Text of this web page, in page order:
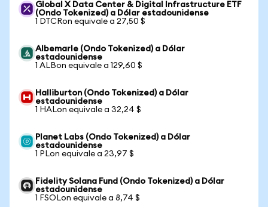
Global X Data Center & Digital Infrastructure ETF
(Ondo Tokenized) a Dólar estadounidense
1 DTCRon equivale a 27,50 $
Albemarle (Ondo Tokenized) a Dólar
estadounidense
1 ALBon equivale a 129,60 $
Halliburton (Ondo Tokenized) a Dólar
estadounidense
1 HALon equivale a 32,24 $
Planet Labs (Ondo Tokenized) a Dólar
estadounidense
1 PLon equivale a 23,97 $
Fidelity Solana Fund (Ondo Tokenized) a Dólar
estadounidense
1 FSOLon equivale a 8,74 $